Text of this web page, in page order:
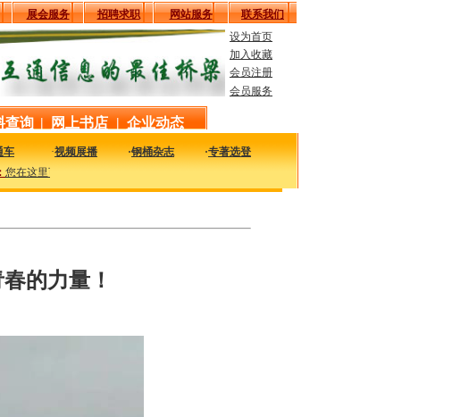
展会服务 招聘求职 网站服务
联系我们
设为首页
加入收藏
会员注册
会员服务
查询 | 网上书店 | 企业动态
车 ·视频展播 ·钢桶杂志 ·专著选登
您在这里可以及时的了解国内外钢桶行业企业的最新动态，看看大家都在干什么，一定对您的发
的力量！